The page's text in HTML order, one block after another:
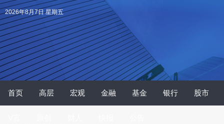
2026年8月7日 星期五
首页 高层 宏观 金融 基金 银行 股市